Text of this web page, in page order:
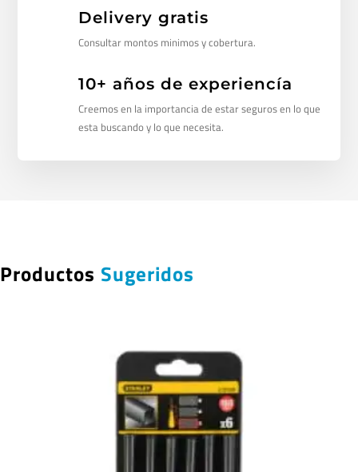
Delivery gratis
Consultar montos minimos y cobertura.
10+ años de experiencía
Creemos en la importancia de estar seguros en lo que
esta buscando y lo que necesita.
Productos Sugeridos